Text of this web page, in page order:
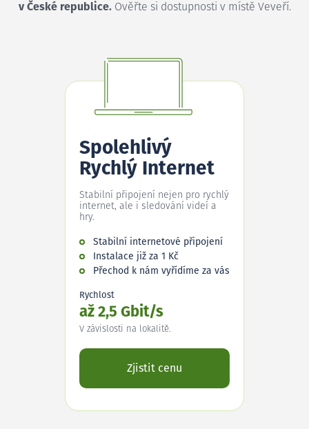
v České republice.Ověřte si dostupnosti v místě Veveří.
Spolehlivý
Rychlý Internet
Stabilní připojení nejen pro rychlý
internet, ale i sledování videí a
hry.
Stabilní internetové připojení
Instalace již za 1 Kč
Přechod k nám vyřídíme za vás
Rychlost
až 2,5 Gbit/s
V závislosti na lokalitě.
Zjistit cenu